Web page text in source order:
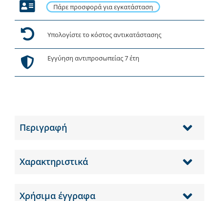
Πάρε προσφορά για εγκατάσταση
Υπολογίστε το κόστος αντικατάστασης
Εγγύηση αντιπροσωπείας 7 έτη
Περιγραφή
Χαρακτηριστικά
Χρήσιμα έγγραφα